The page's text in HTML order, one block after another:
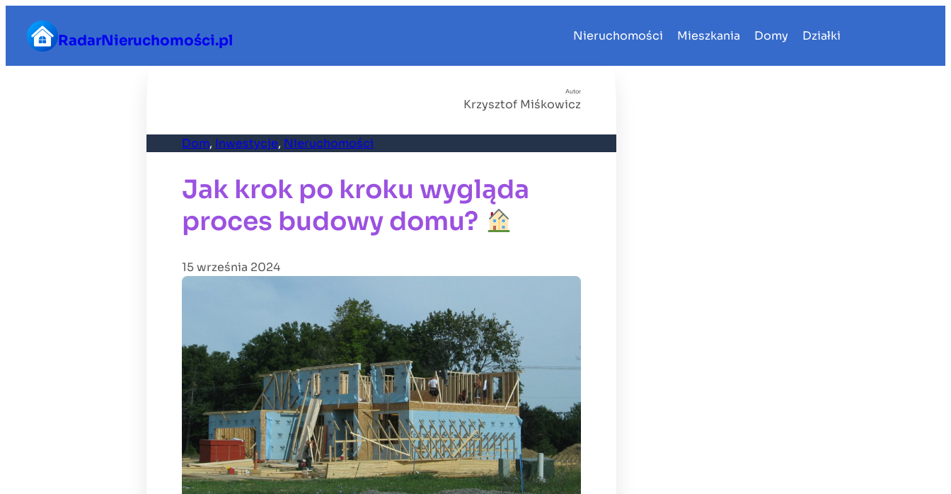
treści
RadarNieruchomości.pl Nieruchomości Mieszkania Domy Działki
Autor
Krzysztof Miśkowicz
Dom, Inwestycje, Nieruchomości
Jak krok po kroku wygląda
proces budowy domu?
15 września 2024